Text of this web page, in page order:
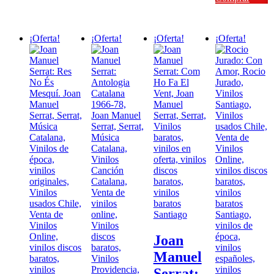
¡Oferta! ¡Oferta! ¡Oferta!
Joan
Manuel
¡Oferta!